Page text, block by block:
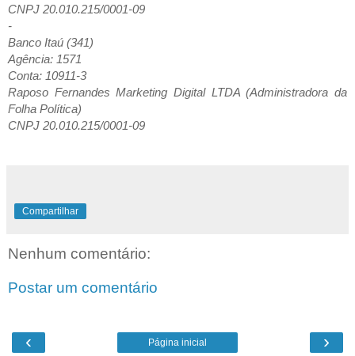
CNPJ 20.010.215/0001-09
-
Banco Itaú (341)
Agência: 1571
Conta: 10911-3
Raposo Fernandes Marketing Digital LTDA (Administradora da
Folha Política)
CNPJ 20.010.215/0001-09
Compartilhar
Nenhum comentário:
Postar um comentário
‹ ›
Página inicial